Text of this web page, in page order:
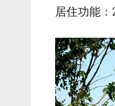
居住功能